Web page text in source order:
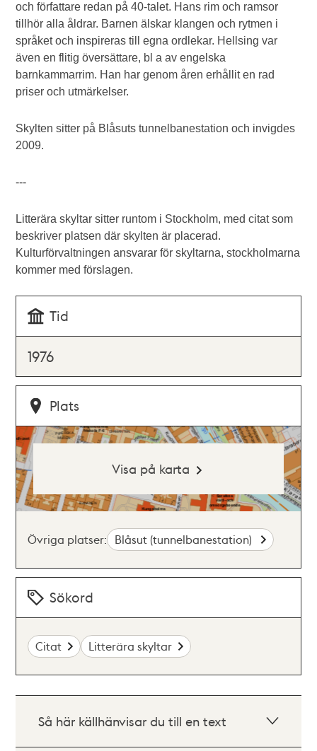
och författare redan på 40-talet. Hans rim och ramsor
tillhör alla åldrar. Barnen älskar klangen och rytmen i
språket och inspireras till egna ordlekar. Hellsing var
även en flitig översättare, bl a av engelska
barnkammarrim. Han har genom åren erhållit en rad
priser och utmärkelser.
Skylten sitter på Blåsuts tunnelbanestation och invigdes
2009.
---
Litterära skyltar sitter runtom i Stockholm, med citat som
beskriver platsen där skylten är placerad.
Kulturförvaltningen ansvarar för skyltarna, stockholmarna
kommer med förslagen.
Tid
1976
Plats
Visa på karta
Övriga platser: Blåsut (tunnelbanestation)
Sökord
Citat Litterära skyltar
Så här källhänvisar du till en text